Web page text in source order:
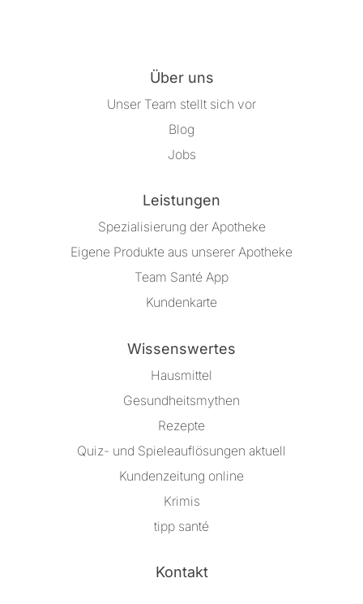
Über uns
Unser Team stellt sich vor
Blog
Jobs
Leistungen
Spezialisierung der Apotheke
Eigene Produkte aus unserer Apotheke
Team Santé App
Kundenkarte
Wissenswertes
Hausmittel
Gesundheitsmythen
Rezepte
Quiz- und Spieleauflösungen aktuell
Kundenzeitung online
Krimis
tipp santé
Kontakt